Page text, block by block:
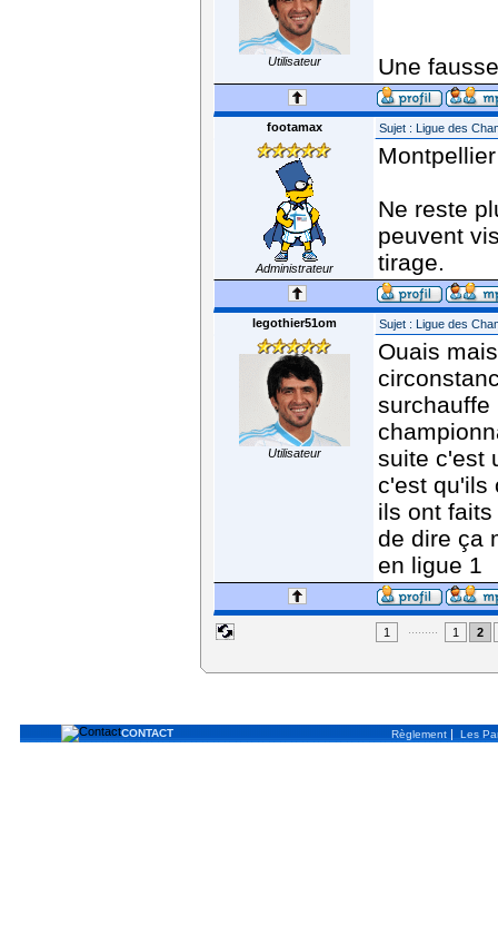
Utilisateur Une
footamax Sujet : Ligue des
Administrateur
Ne reste
peuvent
tirage.
legothier51om Sujet : Ligue des
Utilisateur
Ouais
surchauffe
suite c'est
c'est qu'ils
ils ont
de dire ça
en ligue 1
1 1 2
CONTACT Règlement| Les